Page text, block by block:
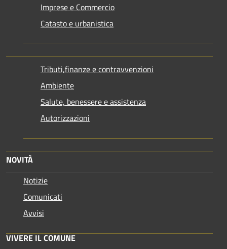
Imprese e Commercio
Catasto e urbanistica
Tributi,finanze e contravvenzioni
Ambiente
Salute, benessere e assistenza
Autorizzazioni
NOVITÀ
Notizie
Comunicati
Avvisi
VIVERE IL COMUNE